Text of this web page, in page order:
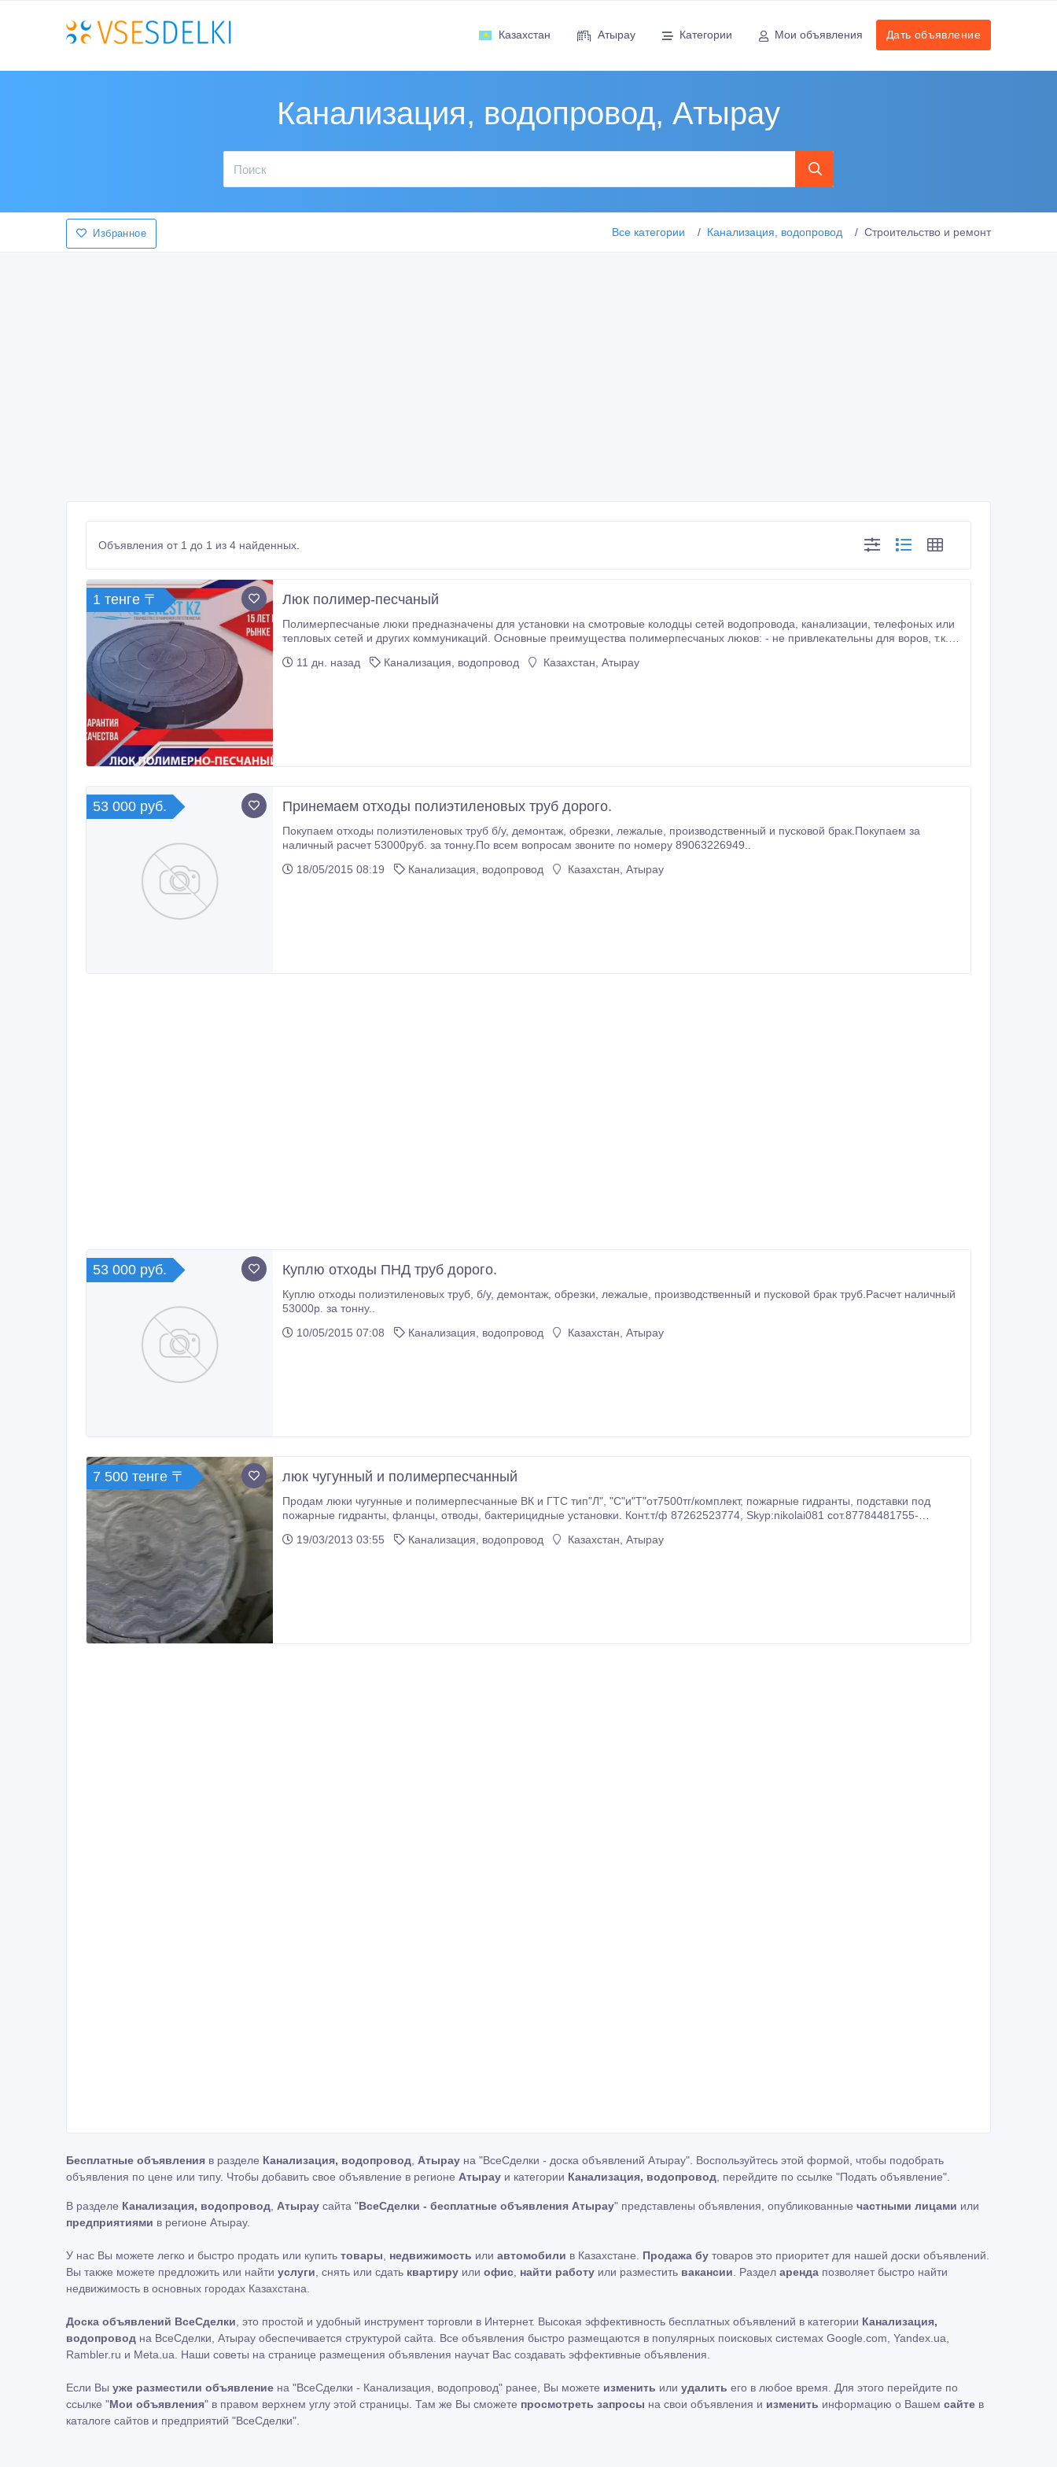
Казахстан Атырау Категории Мои объявления Дать объявление
Канализация, водопровод, Атырау
Избранное Все категории Канализация, водопровод Строительство и ремонт
Объявления от 1 до 1 из 4 найденных.
1 тенге 〒 Люк полимер-песчаный
Полимерпесчаные люки предназначены для установки на смотровые колодцы сетей водопровода, канализации, телефоных или
тепловых сетей и других коммуникаций. Основные преимущества полимерпесчаных люков: - не привлекательны для воров, т.к.
11 дн. назад
Канализация, водопровод Казахстан, Атырау
53 000 руб. Принемаем отходы полиэтиленовых труб дорого.
Покупаем отходы полиэтиленовых труб б/у, демонтаж, обрезки, лежалые, производственный и пусковой брак.Покупаем за
наличный расчет 53000руб. за тонну.По всем вопросам звоните по номеру 89063226949..
18/05/2015 08:19
Канализация, водопровод Казахстан, Атырау
53 000 руб. Куплю отходы ПНД труб дорого.
Куплю отходы полиэтиленовых труб, б/у, демонтаж, обрезки, лежалые, производственный и пусковой брак труб.Расчет наличный
53000р. за тонну..
10/05/2015 07:08
Канализация, водопровод Казахстан, Атырау
7 500 тенге 〒 люк чугунный и полимерпесчанный
Продам люки чугунные и полимерпесчанные ВК и ГТС тип"Л", "С"и"Т"от7500тг/комплект, пожарные гидранты, подставки под
пожарные гидранты, фланцы, отводы, бактерицидные установки. Конт.т/ф 87262523774, Skyp:nikolai081 сот.87784481755-
19/03/2013 03:55
Канализация, водопровод Казахстан, Атырау
Бесплатные объявления в разделе Канализация, водопровод Атырау на "ВсеСделки - доска объявлений Атырау". Воспользуйтесь этой формой, чтобы подобрать
объявления по цене или типу. Чтобы добавить свое объявление в регионе Атырау и категории Канализация, водопровод , перейдите по ссылке "Подать объявление"
В разделе Канализация, водопровод Атырау сайта "ВсеСделки - бесплатные объявления Атырау" представлены объявления, опубликованные частными лицами или
предприятиями в регионе Атырау.
У нас Вы можете легко и быстро продать или купить товары недвижимость или автомобили в Казахстане. Продажа бу товаров это приоритет для нашей доски объявлений.
Вы также можете предложить или найти услуги , снять или сдать квартиру или офис найти работу или разместить вакансии . Раздел аренда позволяет быстро найти
недвижимость в основных городах Казахстана.
Доска объявлений ВсеСделки , это простой и удобный инструмент торговли в Интернет. Высокая эффективность бесплатных объявлений в категории Канализация,
водопровод на ВсеСделки, Атырау обеспечивается структурой сайта. Все объявления быстро размещаются в популярных поисковых системах Google.com, Yandex.ua,
Rambler.ru и Meta.ua. Наши советы на странице размещения объявления научат Вас создавать эффективные объявления.
Если Вы уже разместили объявление на "ВсеСделки - Канализация, водопровод" ранее, Вы можете изменить или удалить его в любое время. Для этого перейдите по
ссылке "Мои объявления" в правом верхнем углу этой страницы. Там же Вы сможете просмотреть запросы на свои объявления и изменить информацию о Вашем сайте в
каталоге сайтов и предприятий "ВсеСделки".